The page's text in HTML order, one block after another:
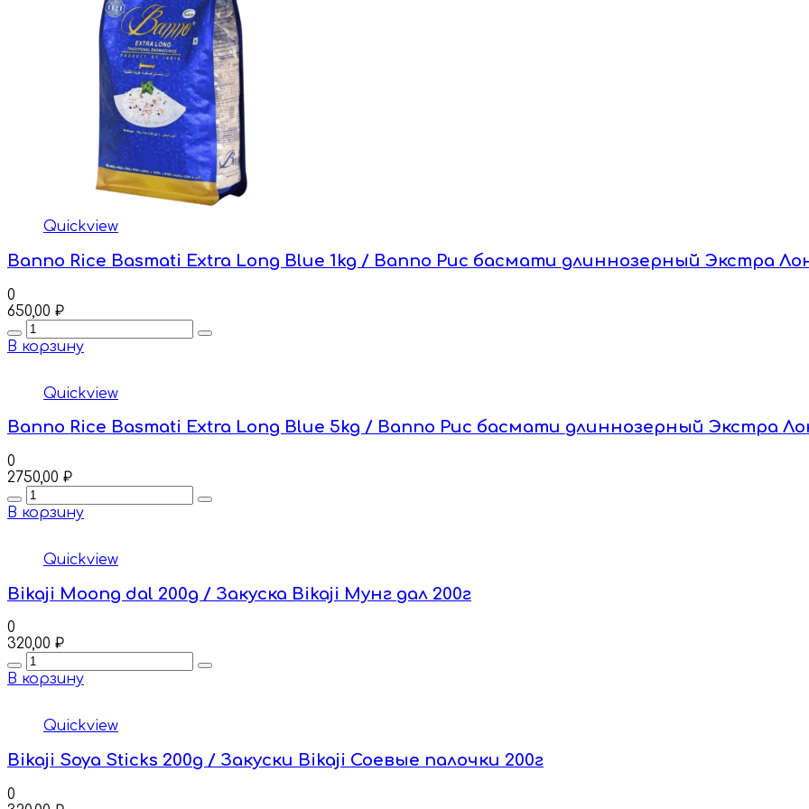
Quickview
Banno Rice Basmati Extra Long Blue 1kg / Banno Рис басмати длиннозерный Экстра
0
650,00 ₽
Quantity
В корзину
Quickview
Banno Rice Basmati Extra Long Blue 5kg / Banno Рис басмати длиннозерный Экстра
0
2750,00 ₽
Quantity
В корзину
Quickview
Bikaji Moong dal 200g / Закуска Bikaji Мунг дал 200г
0
320,00 ₽
Quantity
В корзину
Quickview
Bikaji Soya Sticks 200g / Закуски Bikaji Соевые палочки 200г
0